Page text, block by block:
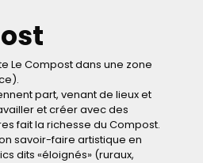
Le Compost dans une zone
part, venant de lieux et
et créer avec des
fait la richesse du Compost.
savoir-faire artistique en
dits «éloignés» (ruraux,